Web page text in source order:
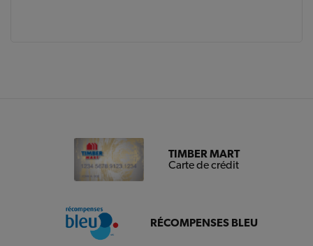
TIMBER MART
Carte de crédit
RÉCOMPENSES BLEU